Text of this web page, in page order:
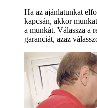
Ha az ajánlatunkat
kapcsán, akkor
a munkát. Válassza a
garanciát, azaz